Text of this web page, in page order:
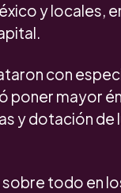
y locales,
con
poner mayor
y dotación de
todo en